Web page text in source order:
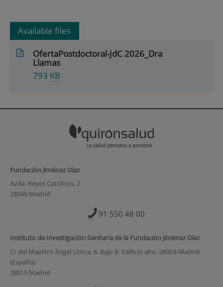
Available files
OfertaPostdoctoral-JdC 2026_Dra
Llamas
793 KB
Fundación Jiménez Díaz
Avda. Reyes Católicos, 2
28040 Madrid
91 550 48 00
Instituto de Investigación Sanitaria de la Fundación Jiménez Díaz
C/ del Maestro Ángel Llorca, 6. Bajo B. Edificio alto. 28003-Madrid
(España)
28015 Madrid